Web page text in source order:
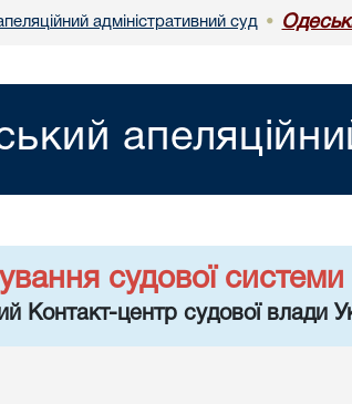
адміністративний суд •
судової
Контакт-центр судової влади